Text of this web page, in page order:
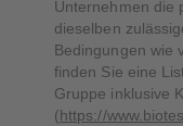
Unternehmen die
dieselben
Bedingungen wie
finden Sie eine
Gruppe inklusive
(https://